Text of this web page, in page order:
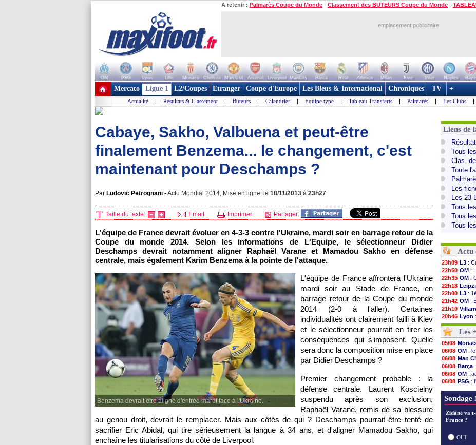
A retenir : Palmarès Coupe du Monde - Classement des BUTEURS Coupe du Monde -
emplacement publicitaire
OM PSG Lyon Lille Monaco Chelsea Man Utd Arsenal Liverpool ManCity Barca Real Atletico Milan Juve Inter Naples
+ de clubs
Mercato Ligue 1 L2/Coupes Etranger Coupe d'Europe Les Bleus & International Chroniques TV +
Actualité | Résultats & Classement | Buteurs | Calendrier | Equipe type | Tableau Transferts | Palmarès | Les Clubs |
Cabaye, Sakho, Valbuena et peut-être
finalement Benzema... le changement, c'est
maintenant pour Deschamps ?
Par Ludovic Petrognani -Actu Mondial 2014, Mise en ligne: le 18/11/2013 à 23h27
Taille du texte: Email Imprimer Partager:
L'équipe de France devrait évoluer en 4-3-3 contre l'Ukraine, mardi soir en barrage retour de la
Coupe du monde 2014. Selon les informations de L'Equipe, le sélectionneur Didier
Deschamps devrait notamment aligner Raphaël Varane et Mamadou Sakho en défense
centrale, mais également Karim Benzema à la pointe de l'attaque.
Benzema devrait être aligné d'entrée mardi face à l'Ukraine.
L'équipe de France affrontera l'Ukraine
mardi soir au Stade de France, en
barrage retour de la Coupe du monde
2014 (2-0 à l'aller). Certaines
individualités ont clairement failli à Kiev
et le sélectionneur pourrait en tirer les
conséquences qui s'imposent. Quelle
sera donc la composition mise en place
par Didier Deschamps ?
Premier changement probable : la
défense centrale. Laurent Koscielny
suspendu après son exclusion,
Raphaël Varane, remis de sa blessure
au genou droit, devrait le remplacer. Mais aux côtés de qui ? Deschamps pourrait être tenté de
sacrifier Eric Abidal, qui tire sérieusement la langue à 34 ans, et d'aligner Mamadou Sakho, qui
enchaîne les titularisations du côté de Liverpool.
Liens de
Tous
Clas.
Toute
Les
Les 23
Tous
Tous
Tous
Actu
23h09 L3 :
22h50 OM :
22h35 OM :
22h18
22h00 L3 :
21h42 OM :
21h10
20h46 Lyon
20h30 OM:
20h01
Brest
19h18 OM:
19h09
PSG:
18h48
Nice:
18h37
L1:
18h29
17h58
17h46
17h16 PSG
16h37 Real:
16h33 Man
16h22 Palace
Les
05/08
06/08 OM :
06/08 Man
06/08 Barça
06/08 OM :
06/08 PSG :
06/08
Zidane va
France ?
OUI